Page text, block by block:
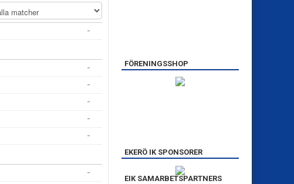
-
-
-
-
-
-
-
FÖRENINGSSHOP
EKERÖ IK SPONSORER
EIK SAMARBETSPARTNERS